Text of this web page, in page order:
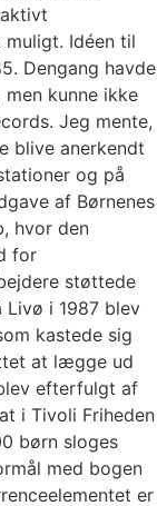
Idéen til
Dengang havde
kunne ikke
Jeg mente,
blive anerkendt
og på
af Børnenes
hvor den
for
støttede
Livø i 1987 blev
kastede sig
at lægge ud
efterfulgt af
i Tivoli Friheden
børn sloges
med bogen
er